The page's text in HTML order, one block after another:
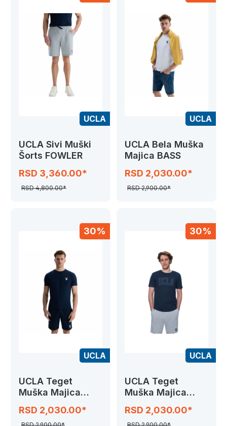
UCLA
UCLA Sivi Muški
Šorts FOWLER
RSD 3,360.00*
RSD 4,800.00*
UCLA
UCLA Bela Muška
Majica BASS
RSD 2,030.00*
RSD 2,900.00*
30%
UCLA
UCLA Teget
Muška Majica
RSD 2,030.00*
30%
UCLA
UCLA Teget
Muška Majica
RSD 2,030.00*